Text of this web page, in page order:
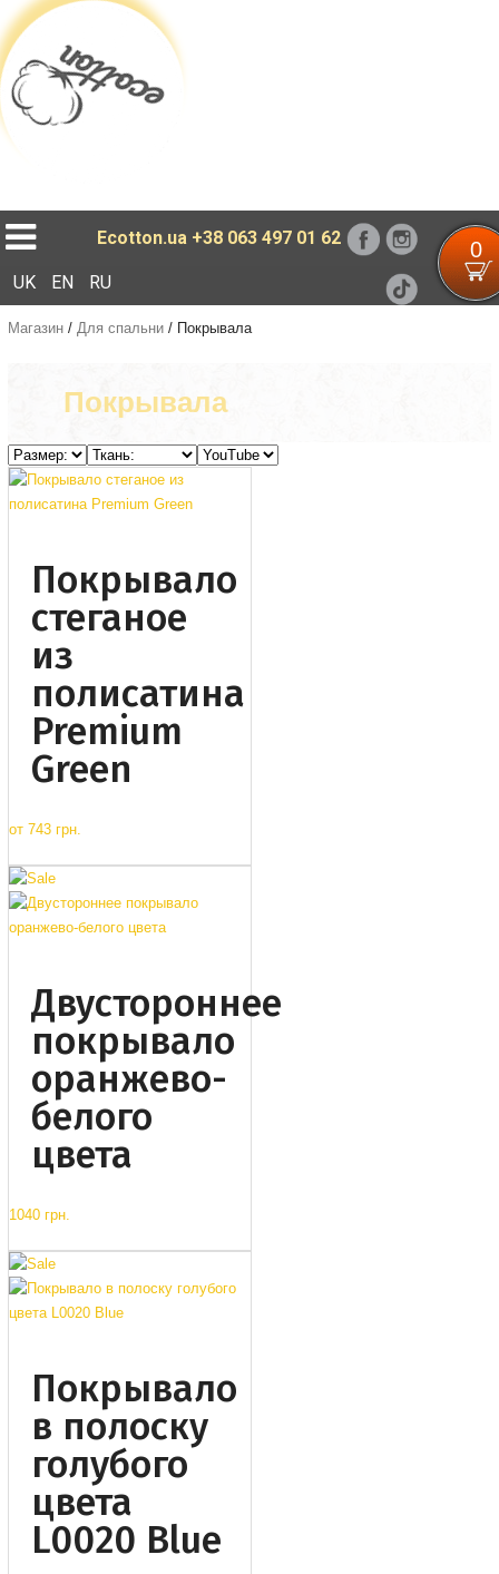
Ecotton.ua +38 063 497 01 62 0
UK EN RU
Магазин/ Для спальни/ Покрывала
Покрывала
Покрывало
стеганое
из
полисатина
Premium
Green
от 743 грн.
Двустороннее
покрывало
оранжево-
белого
цвета
1040 грн.
Покрывало
в полоску
голубого
цвета
L0020 Blue